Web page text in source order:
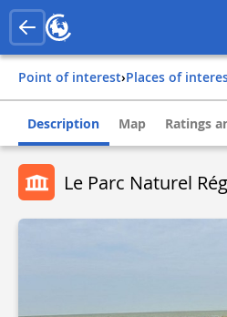
Point of interest› Places of
Description Map Ratings
Le Parc Naturel